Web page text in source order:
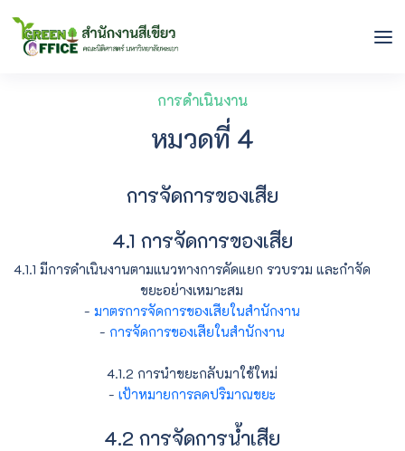
การดำเนินงาน
หมวดที่ 4
การจัดการของเสีย
4.1 การจัดการของเสีย
4.1.1 มีการดำเนินงานตามแนวทางการคัดแยก รวบรวม และกำจัด
ขยะอย่างเหมาะสม
- มาตรการจัดการของเสียในสำนักงาน
- การจัดการของเสียในสำนักงาน
4.1.2 การนำขยะกลับมาใช้ใหม่
- เป้าหมายการลดปริมาณขยะ
4.2 การจัดการน้ำเสีย